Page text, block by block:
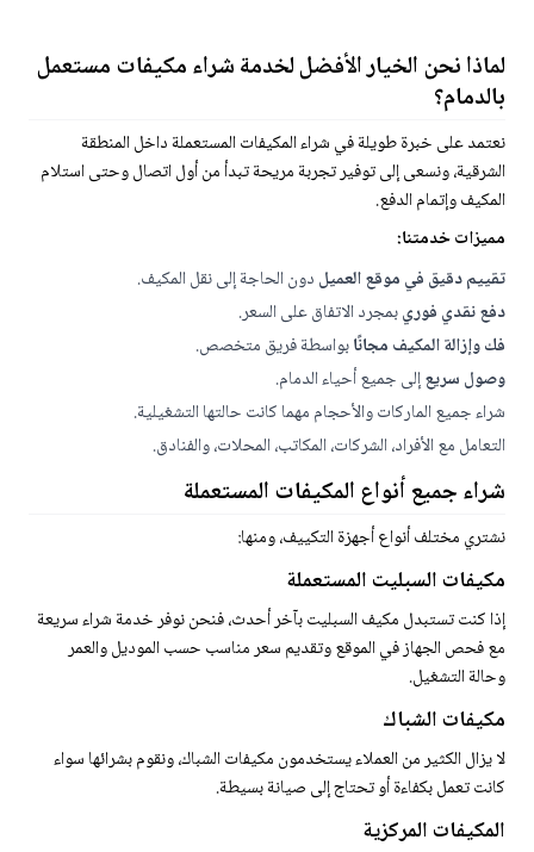
لماذا نحن الخيار الأفضل لخدمة شراء مكيفات مستعمل
بالدمام؟
نعتمد على خبرة طويلة في شراء المكيفات المستعملة داخل المنطقة
الشرقية، ونسعى إلى توفير تجربة مريحة تبدأ من أول اتصال وحتى استلام
المكيف وإتمام الدفع.
مميزات خدمتنا:
تقييم دقيق في موقع العميلدون الحاجة إلى نقل المكيف.
دفع نقدي فوريبمجرد الاتفاق على السعر.
فك وإزالة المكيف مجانًابواسطة فريق متخصص.
وصول سريعإلى جميع أحياء الدمام.
شراء جميع الماركات والأحجام مهما كانت حالتها التشغيلية.
التعامل مع الأفراد، الشركات، المكاتب، المحلات، والفنادق.
شراء جميع أنواع المكيفات المستعملة
نشتري مختلف أنواع أجهزة التكييف، ومنها:
مكيفات السبليت المستعملة
إذا كنت تستبدل مكيف السبليت بآخر أحدث، فنحن نوفر خدمة شراء سريعة
مع فحص الجهاز في الموقع وتقديم سعر مناسب حسب الموديل والعمر
وحالة التشغيل.
مكيفات الشباك
لا يزال الكثير من العملاء يستخدمون مكيفات الشباك، ونقوم بشرائها سواء
كانت تعمل بكفاءة أو تحتاج إلى صيانة بسيطة.
المكيفات المركزية